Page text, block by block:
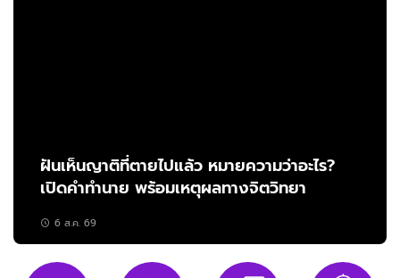
ฝันเห็นญาติที่ตายไปแล้ว หมายความว่าอะไร?
เปิดคำทำนาย พร้อมเหตุผลทางจิตวิทยา
6 ส.ค. 69